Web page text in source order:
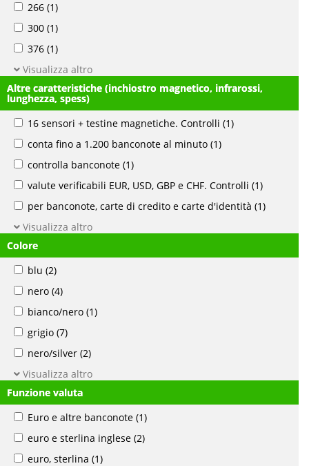
266 (1)
300 (1)
376 (1)
Visualizza altro
Altre caratteristiche (inchiostro magnetico, infrarossi,
lunghezza, spess)
16 sensori + testine magnetiche. Controlli (1)
conta fino a 1.200 banconote al minuto (1)
controlla banconote (1)
valute verificabili EUR, USD, GBP e CHF. Controlli (1)
per banconote, carte di credito e carte d'identità (1)
Visualizza altro
Colore
blu (2)
nero (4)
bianco/nero (1)
grigio (7)
nero/silver (2)
Visualizza altro
Funzione valuta
Euro e altre banconote (1)
euro e sterlina inglese (2)
euro, sterlina (1)